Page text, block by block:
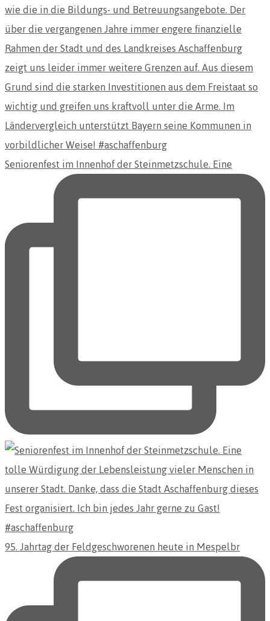
Seniorenfest im Innenhof der Steinmetzschule. Eine
95. Jahrtag der Feldgeschworenen heute in Mespelbr